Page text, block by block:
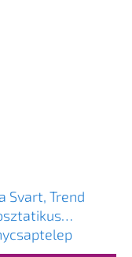
Svart, Trend